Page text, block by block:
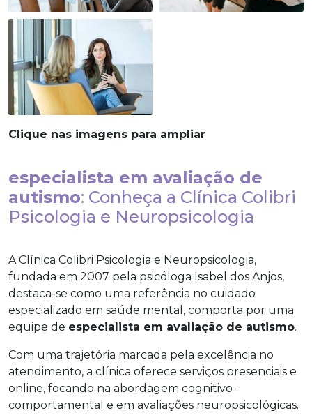
Clique nas imagens para ampliar
especialista em avaliação de
autismo: Conheça a Clínica Colibri
Psicologia e Neuropsicologia
A Clínica Colibri Psicologia e Neuropsicologia,
fundada em 2007 pela psicóloga Isabel dos Anjos,
destaca-se como uma referência no cuidado
especializado em saúde mental, comporta por uma
equipe de especialista em avaliação de autismo.
Com uma trajetória marcada pela excelência no
atendimento, a clínica oferece serviços presenciais e
online, focando na abordagem cognitivo-
comportamental e em avaliações neuropsicológicas.